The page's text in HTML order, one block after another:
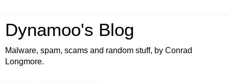
Dynamoo's Blog
Malware, spam, scams and random stuff, by Conrad
Longmore.